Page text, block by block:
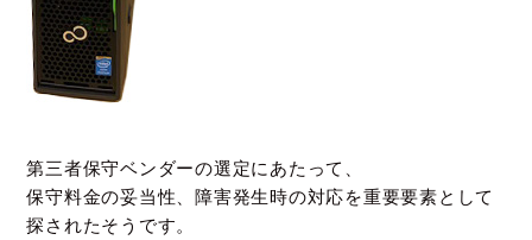
第三者保守ベンダーの選定にあたって、
保守料金の妥当性、障害発生時の対応を重要要素として
探されたそうです。